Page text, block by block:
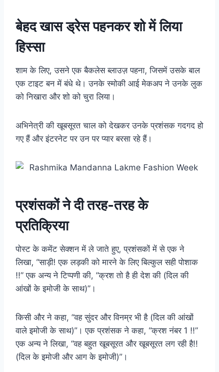
बेहद खास ड्रेस पहनकर शो में लिया
हिस्सा
शाम के लिए, उसने एक बैकलेस ब्लाउज़ पहना, जिसमें उसके बाल
एक टाइट बन में बंधे थे। उनके स्मोकी आई मेकअप ने उनके लुक
को निखारा और शो को चुरा लिया।
अभिनेत्री की खूबसूरत चाल को देखकर उनके प्रशंसक गदगद हो
गए हैं और इंटरनेट पर उन पर प्यार बरसा रहे हैं।
प्रशंसकों ने दी तरह-तरह के
प्रतिक्रिया
पोस्ट के कमेंट सेक्शन में ले जाते हुए, प्रशंसकों में से एक ने
लिखा, “साड़ी! एक लड़की को मारने के लिए बिल्कुल सही पोशाक
!!” एक अन्य ने टिप्पणी की, “क्रश तो है ही देश की (दिल की
आंखों के इमोजी के साथ)”।
किसी और ने कहा, “वह सुंदर और विनम्र भी है (दिल की आंखों
वाले इमोजी के साथ)”। एक प्रशंसक ने कहा, “क्रश नंबर 1 !!”
एक अन्य ने लिखा, “वह बहुत खूबसूरत और खूबसूरत लग रही है!!
(दिल के इमोजी और आग के इमोजी)”।